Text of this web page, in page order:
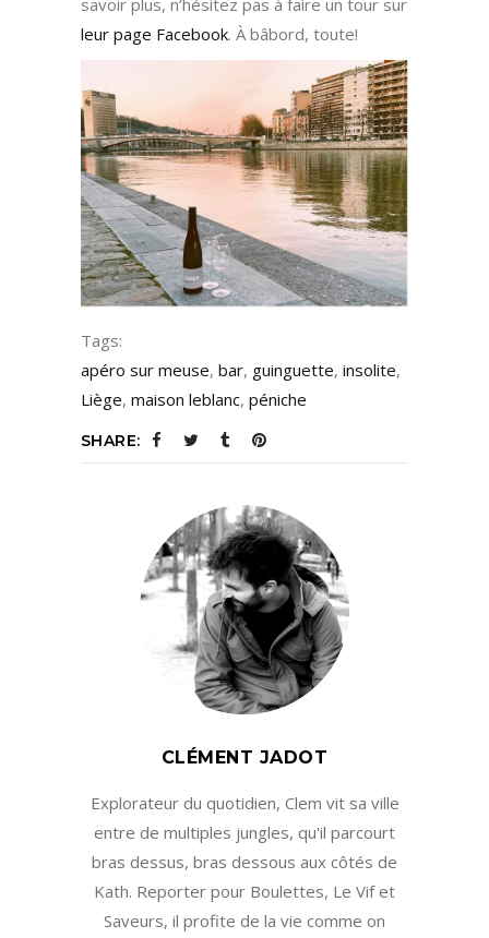
savoir plus, n’hésitez pas à faire un tour sur
leur page Facebook. À bâbord, toute!
Tags:
apéro sur meuse, bar, guinguette, insolite,
Liège, maison leblanc, péniche
SHARE:
CLÉMENT JADOT
Explorateur du quotidien, Clem vit sa ville
entre de multiples jungles, qu'il parcourt
bras dessus, bras dessous aux côtés de
Kath. Reporter pour Boulettes, Le Vif et
Saveurs, il profite de la vie comme on